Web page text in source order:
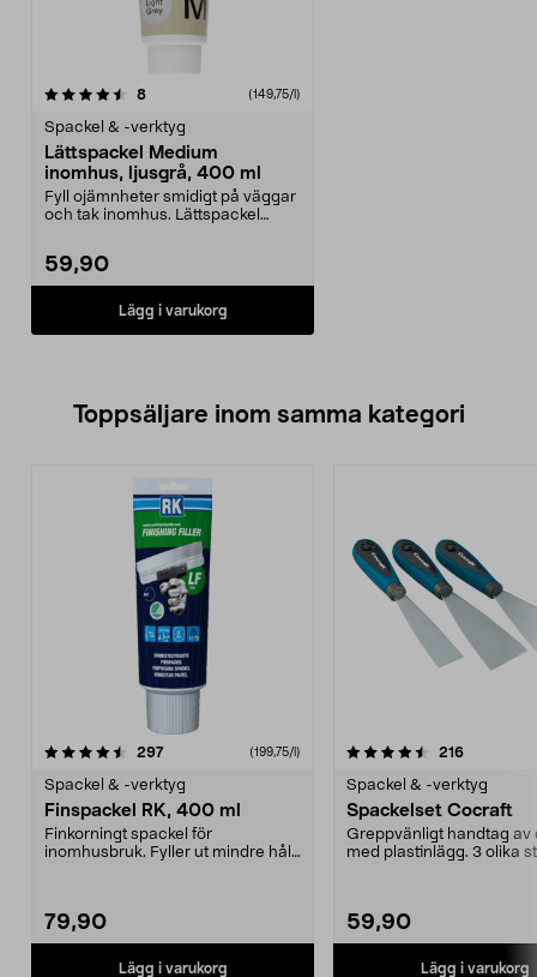
8recensioner (149,75/l)
Spackel & -verktyg
Lättspackel Medium
inomhus, ljusgrå, 400 ml
Fyll ojämnheter smidigt på väggar
och tak inomhus. Lättspackel
59,90
Lägg i varukorg
Toppsäljare inom samma kategori
297recensioner (199,75/l)
Spackel & -verktyg
Finspackel RK, 400 ml
Finkorningt spackel för
inomhusbruk. Fyller ut mindre hål
79,90
Lägg i varukorg
4.5 av 5 stjärnor 216
Spackel & -verktyg
Spackelset Cocraft
Greppvänligt handtag av
med plastinlägg. 3 olika
59,90
Lägg i varukorg
4.5 av 5 stjärnor